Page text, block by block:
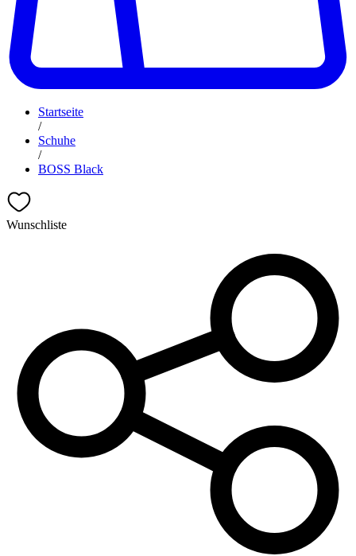
Startseite
/
Schuhe
/
BOSS Black
Wunschliste